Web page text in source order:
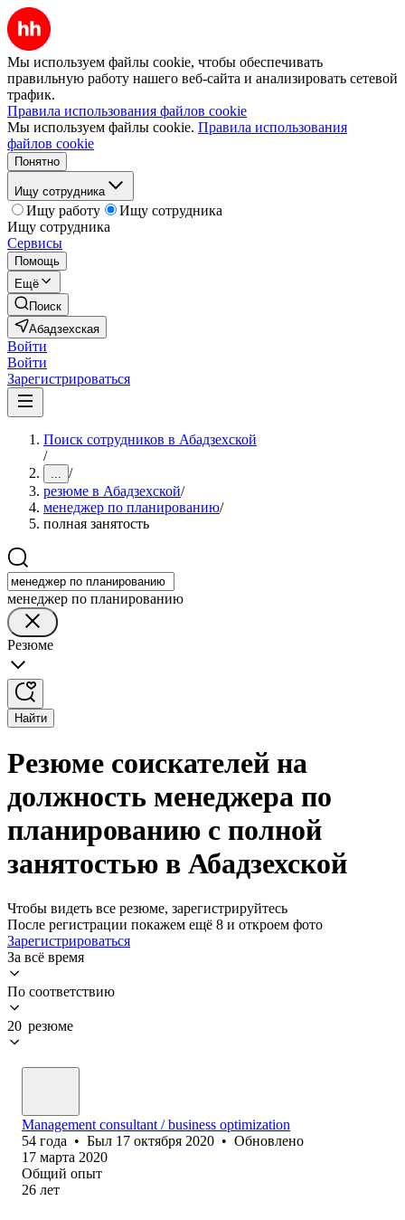
Мы используем файлы cookie, чтобы обеспечивать
правильную работу нашего веб-сайта и анализировать сетевой
трафик.
Правила использования файлов cookie
Мы используем файлы cookie. Правила использования
файлов cookie
Понятно
Ищу сотрудника
Ищу работу
Ищу сотрудника
Ищу сотрудника
Сервисы
Помощь
Ещё
Поиск
Абадзехская
Войти
Войти
Зарегистрироваться
Поиск сотрудников в Абадзехской
/
... /
резюме в Абадзехской/
менеджер по планированию/
полная занятость
менеджер по планированию
Резюме
Найти
Резюме соискателей на
должность менеджера по
планированию с полной
занятостью в Абадзехской
Чтобы видеть все резюме, зарегистрируйтесь
После регистрации покажем ещё 8 и откроем фото
Зарегистрироваться
За всё время
По соответствию
20 резюме
Management consultant / business optimization
54 года • Был 17 октября 2020 • Обновлено
17 марта 2020
Общий опыт
26 лет